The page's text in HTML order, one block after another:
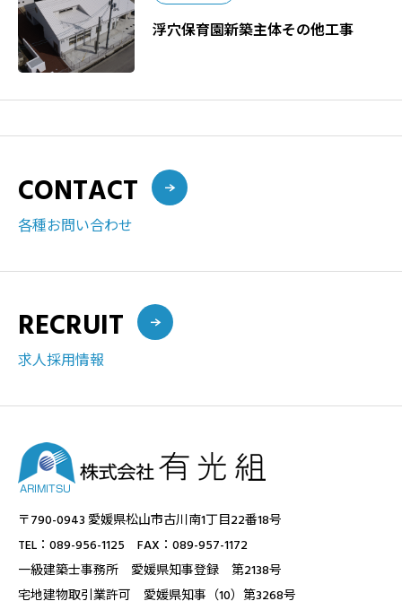
浮穴保育園新築主体その他工事
CONTACT
各種お問い合わせ
RECRUIT
求人採用情報
〒790-0943 愛媛県松山市古川南1丁目22番18号
TEL：089-956-1125 FAX：089-957-1172
一級建築士事務所 愛媛県知事登録 第2138号
宅地建物取引業許可 愛媛県知事（10）第3268号